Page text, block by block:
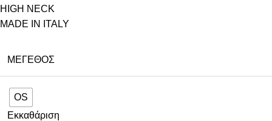
HIGH NECK
MADE IN ITALY
ΜΈΓΕΘΟΣ
OS
Εκκαθάριση